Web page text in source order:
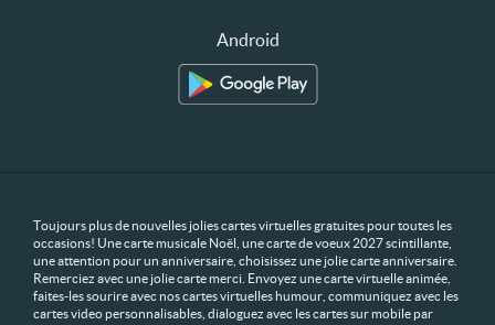
Android
Toujours plus de nouvelles jolies cartes virtuelles gratuites pour toutes les
occasions! Une carte musicale Noël, une carte de voeux 2027 scintillante,
une attention pour un anniversaire, choisissez une jolie carte anniversaire.
Remerciez avec une jolie carte merci. Envoyez une carte virtuelle animée,
faites-les sourire avec nos cartes virtuelles humour, communiquez avec les
cartes video personnalisables, dialoguez avec les cartes sur mobile par